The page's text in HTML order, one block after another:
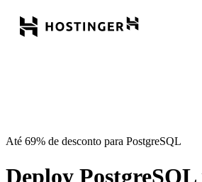
Até 69% de desconto para PostgreSQL
Deploy